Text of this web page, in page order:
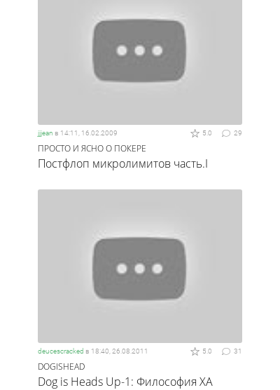
jjjean в 14:11, 16.02.2009 29
5.0
ПРОСТО И ЯСНО О ПОКЕРЕ
Постфлоп микролимитов часть.I
deucescracked в 18:40, 26.08.2011 31
5.0
DOGISHEAD
Dog is Heads Up-1: Философия ХА